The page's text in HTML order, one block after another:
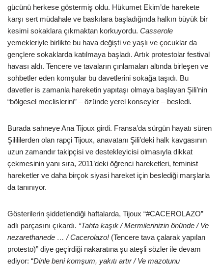
gücünü herkese göstermiş oldu. Hükumet Ekim’de harekete
karşı sert müdahale ve baskılara başladığında halkın büyük bir
kesimi sokaklara çıkmaktan korkuyordu. Casserole
yemekleriyle birlikte bu hava değişti ve yaşlı ve çocuklar da
gençlere sokaklarda katılmaya başladı. Artık protestolar festival
havası aldı. Tencere ve tavaların çınlamaları altında birleşen ve
sohbetler eden komşular bu davetlerini sokağa taşıdı. Bu
davetler is zamanla hareketin yapıtaşı olmaya başlayan Şili’nin
“bölgesel meclislerini” – özünde yerel konseyler – besledi.
Burada sahneye Ana Tijoux girdi. Fransa’da sürgün hayatı süren
Şilililerden olan rapçi Tijoux, anavatanı Şili’deki halk kavgasının
uzun zamandır takipçisi ve destekleyicisi olmasıyla dikkat
çekmesinin yanı sıra, 2011’deki öğrenci hareketleri, feminist
hareketler ve daha birçok siyasi hareket için beslediği marşlarla
da tanınıyor.
Gösterilerin şiddetlendiği haftalarda, Tijoux “#CACEROLAZO”
adlı parçasını çıkardı. “Tahta kaşık / Mermilerinizin önünde / Ve
nezarethanede … / Cacerolazo! (Tencere tava çalarak yapılan
protesto)” diye geçirdiği nakaratına şu ateşli sözler ile devam
ediyor: “Dinle beni komşum, yakıtı artır / Ve mazotunu